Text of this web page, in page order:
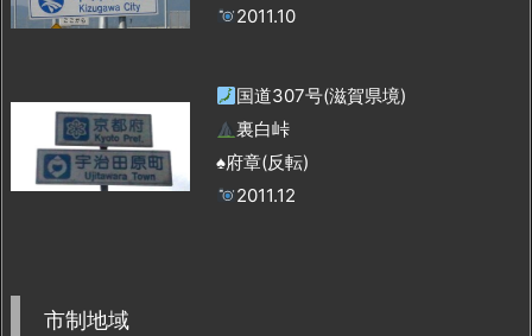
2011.10
国道307号(滋賀県境)
裏白峠
♠府章(反転)
2011.12
市制地域